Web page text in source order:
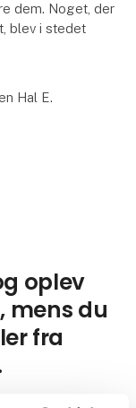
dem. Noget, der
blev i stedet
Hal E.
oplev
du
fra